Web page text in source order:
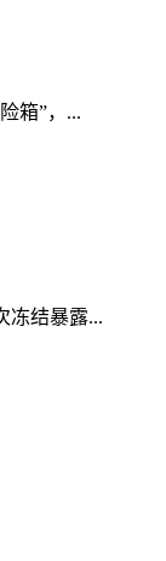
箱”，...
冻结暴露...